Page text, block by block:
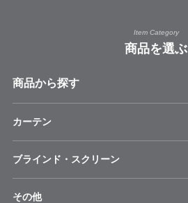
Item Category
商品を選ぶ
商品から探す
カーテン
ブラインド・スクリーン
その他